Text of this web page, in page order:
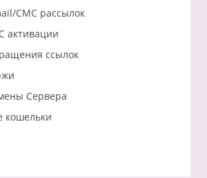
СМС рассылок
активации
ссылок
Сервера
кошельки